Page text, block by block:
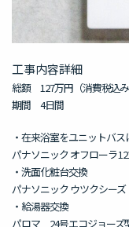
工事内容詳細
総額 127万円（消費税込み
期間 4日間
・在来浴室をユニットバ
パナソニック オフローラ
・洗面化粧台交換
パナソニック ウツクシーズ
・給湯器交換
パロマ 24号エコジョーズ